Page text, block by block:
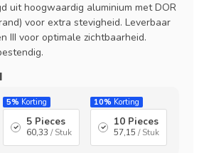
uit hoogwaardig aluminium met DOR
voor extra stevigheid. Leverbaar
III voor optimale zichtbaarheid.
5% Korting
5 Pieces
60,33 / Stuk
10% Korting
10 Pieces
57,15 / Stuk